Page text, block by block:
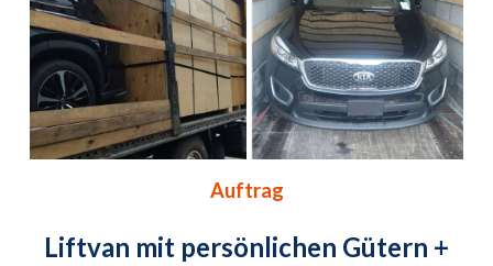
Auftrag
Liftvan mit persönlichen Gütern +